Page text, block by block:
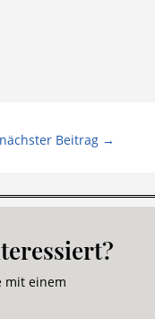
nächster Beitrag →
mit einem